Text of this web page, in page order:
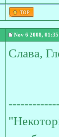
Nov 6 2008, 01:35
Слава,